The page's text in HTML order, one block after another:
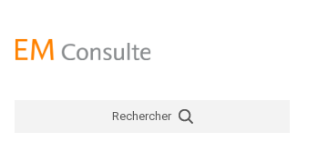
Rechercher